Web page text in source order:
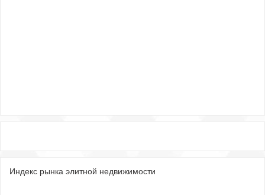
Индекс рынка элитной недвижимости